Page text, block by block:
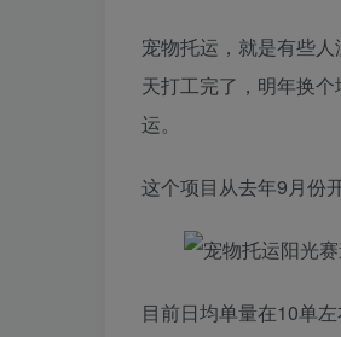
宠物托运，就是有些
天打工完了，明年换
运。
这个项目从去年9月份
目前日均单量在10单